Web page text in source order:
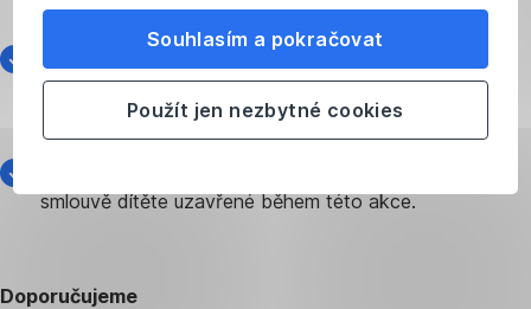
Následující měsíc po vložení nebo naspoření této
částky Vám na nové stavební spoření připíšeme prémii
ve výši zaplacené ceny za uzavření smlouvy, a to až
do výše 2 000 Kč.
smlouvě dítěte uzavřené během této akce.
Doporučujeme
nastavení
Souhlasím a pokračovat
Použít jen nezbytné cookies